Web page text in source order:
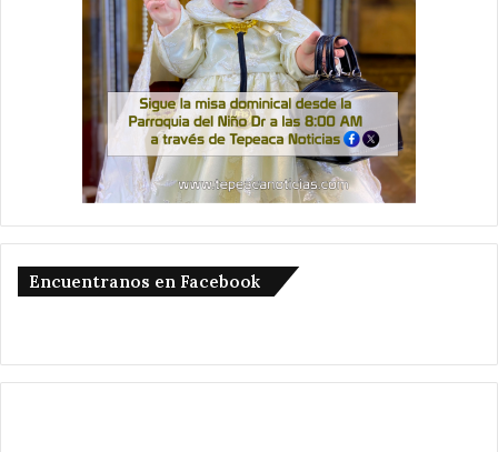
Encuentranos en Facebook